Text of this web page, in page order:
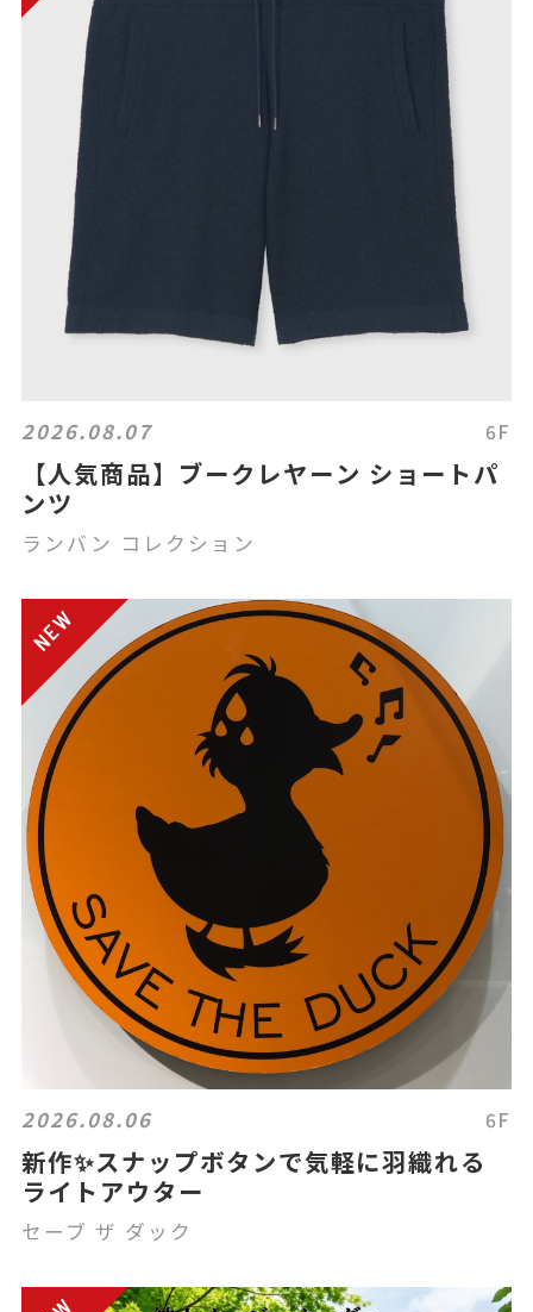
2026.08.07 6F
【人気商品】ブークレヤーン ショートパ
ンツ
ランバン コレクション
2026.08.06 6F
新作✨スナップボタンで気軽に羽織れる
ライトアウター
セーブ ザ ダック